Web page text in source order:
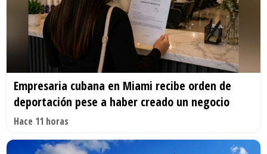
Empresaria cubana en Miami recibe orden de
deportación pese a haber creado un negocio
Hace 11 horas